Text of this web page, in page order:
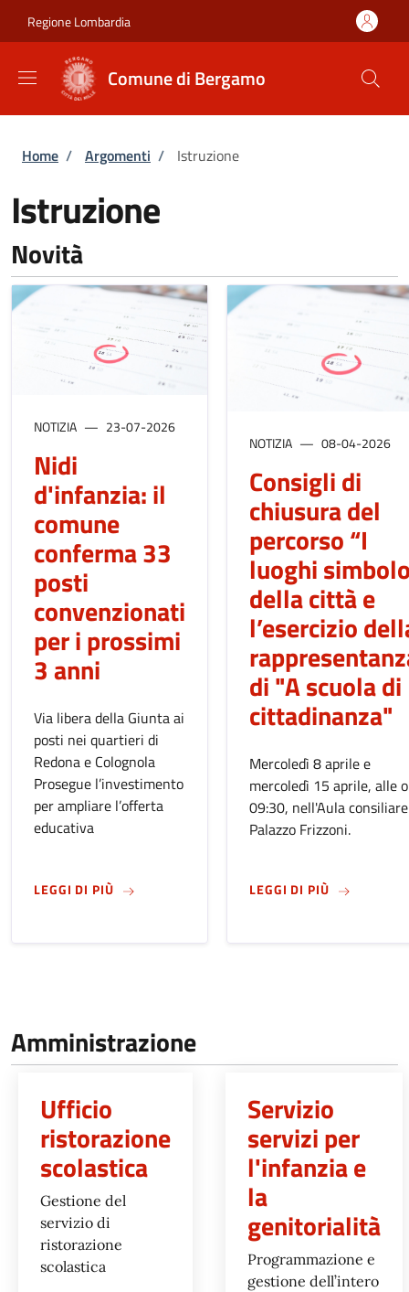
Regione Lombardia
Comune di Bergamo
Briciole di pane
Home / Argomenti / Istruzione
Istruzione
Novità
NOTIZIA 23-07-2026
Nidi
d'infanzia: il
comune
conferma 33
posti
convenzionati
per i prossimi
3 anni
Via libera della Giunta ai
posti nei quartieri di
Redona e Colognola
Prosegue l’investimento
per ampliare l’offerta
educativa
LEGGI DI PIÙSUNIDI D'INFANZIA: IL COMUNE CONFERMA
NOTIZIA 08-04-2026
Consigli di
chiusura del
percorso “I
luoghi
della città e
l’esercizio
di "A scuola di
cittadinanza"
Mercoledì 8 aprile e
mercoledì 15 aprile, alle
09:30, nell'Aula
Palazzo Frizzoni.
LEGGI DI PIÙSU
Amministrazione
Ufficio
ristorazione
scolastica
Gestione del
servizio di
ristorazione
scolastica
Servizio
servizi per
l'infanzia e
la
genitorialità
Programmazione e
gestione dell’intero